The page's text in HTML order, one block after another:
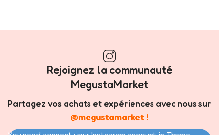
Rejoignez la communauté
MegustaMarket
Partagez vos achats et expériences avec nous sur
@megustamarket !